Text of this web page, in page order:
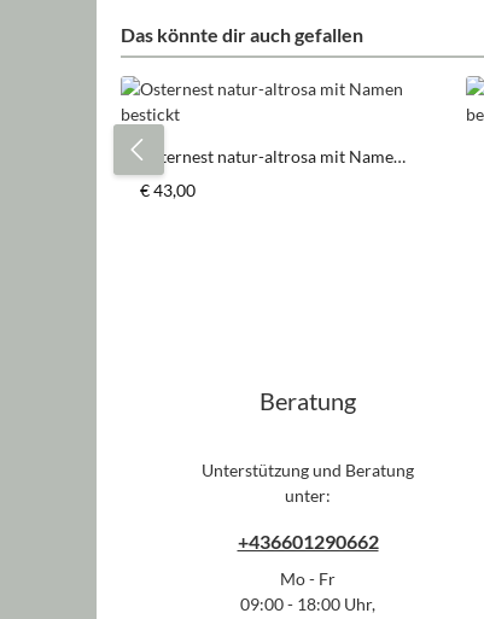
Das könnte dir auch gefallen
Produktgalerie überspringen
Osternest natur-altrosa mit Namen
bestickt
Regulärer Preis:
€ 43,00
Beratung
Unterstützung und Beratung
unter:
+436601290662
Mo - Fr
09:00 - 18:00 Uhr,